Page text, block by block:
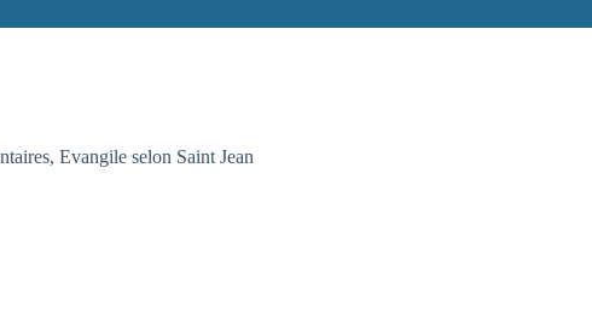
, Evangile selon Saint Jean